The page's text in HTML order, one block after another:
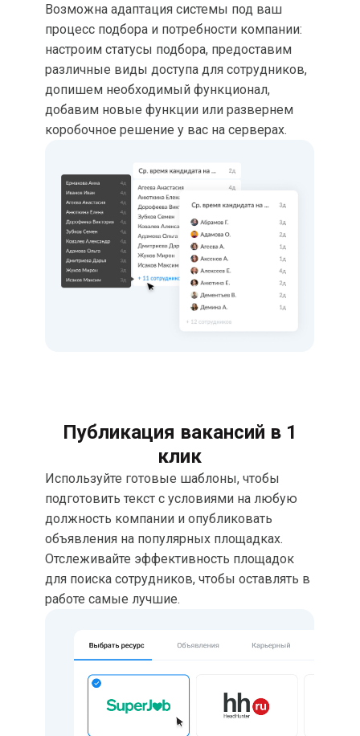
Возможна адаптация системы под ваш
процесс подбора и потребности компании:
настроим статусы подбора, предоставим
различные виды доступа для сотрудников,
допишем необходимый функционал,
добавим новые функции или развернем
коробочное решение у вас на серверах.
Публикация вакансий в 1
клик
Используйте готовые шаблоны, чтобы
подготовить текст с условиями на любую
должность компании и опубликовать
объявления на популярных площадках.
Отслеживайте эффективность площадок
для поиска сотрудников, чтобы оставлять в
работе самые лучшие.